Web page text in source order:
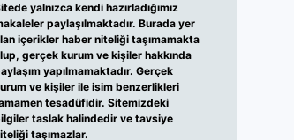
yalnızca kendi hazırladığımız
paylaşılmaktadır. Burada yer
içerikler haber niteliği taşımamakta
gerçek kurum ve kişiler hakkında
yapılmamaktadır. Gerçek
ve kişiler ile isim benzerlikleri
tesadüfidir. Sitemizdeki
taslak halindedir ve tavsiye
taşımazlar.